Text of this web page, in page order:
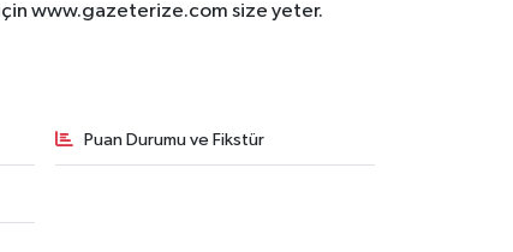
www.gazeterize.com size yeter.
Puan Durumu ve Fikstür